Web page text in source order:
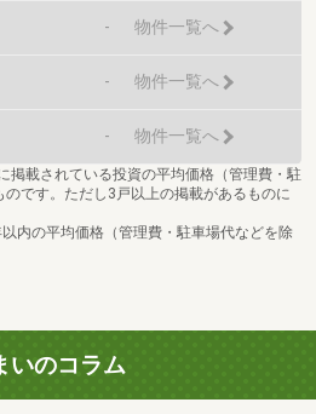
- 物件一覧へ
- 物件一覧へ
- 物件一覧へ
掲載されている投資の平均価格（管理費・駐
です。ただし3戸以上の掲載があるものに
内の平均価格（管理費・駐車場代などを除
いのコラム